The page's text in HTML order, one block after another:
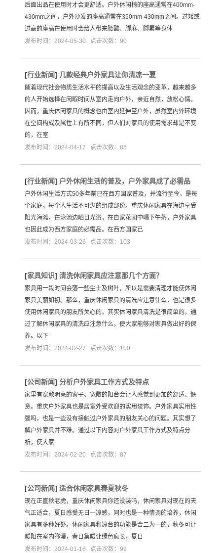
后面出品在使用时才会更舒适。户外休闲椅的座高通常在400mm-
430mm之间，户外沙发的座高通常在350mm-430mm之间。过矮或
过高的座高在使用时会给人带来腰酸、脚麻、脚累等身体
发布时间：2024-05-30 点击次数：90
[行业新闻] 几款经典户外家具让你清凉一夏
随着现代社会物质生活水平的提高以及生活观念的变革，越来越多
的人开始选择在闲暇时间从室内走向户外，亲近自然，放松心情。
因而，重庆休闲家具的概念也由室内延伸至户外，虽然室内外环境
在空间构成及属性上有所不同，但人们对家具的使用需求却是不变
的，在室
发布时间：2024-04-17 点击次数：85
[行业新闻] 户外休闲生活的普及，户外家具成了必需品
户外休闲生活方式50多年前已在西方国家普及，并流行至今，是每
个家庭，每个人生活不可少的组成部份。重庆休闲家具在海边享受
阳光海滩，在泳池边晒日光浴，在自家花园中喝下午茶，户外家具
也因此成为西方家庭的必需品。在西方国家已
发布时间：2024-03-26 点击次数：103
[家具知识] 清洗休闲家具应注意那几个方面？
家具用一段时间会落一些尘土及树叶，所以是需要清理才能使休闲
家具美丽如初。那么，重庆休闲家具的清洗应注意什么，也是很多
使用休闲家具的朋友所关心的。其实休闲家具清洗是很简单的。通
过了解休闲家具的清洗应注意什么，使大家能够对家具做出好的保
养。以下
发布时间：2024-02-27 点击次数：100
[公司新闻] 分析户外家具工作方式及特点
家里有宽敞明亮的窗子、宽敞的阳台会让人感觉到更加的舒适、惬
意。重庆户外家具也是居室外受欢迎的实用装饰。户外家具实用性
强吗，也是一些没有接触过户外家具的朋友关心的问题。其实想了
解户外家具并不难。通过以下内容对户外家具工作方式及特点分
析，使大家
发布时间：2024-02-20 点击次数：87
[公司新闻] 适合休闲家具春夏秋冬
现在正直秋老虎，重庆休闲家具你还没装吗，休闲家具对现在的天
气正适合，夏日感受无日一凉感，同时也是一种情调的培养，休闲
家具有多种好处。休闲家具和凉台的功能是合二为一的，秋冬可让
暖阳在室内弥漫，春日集暖让绿色疯长，夏日
发布时间：2024-01-16 点击次数：99